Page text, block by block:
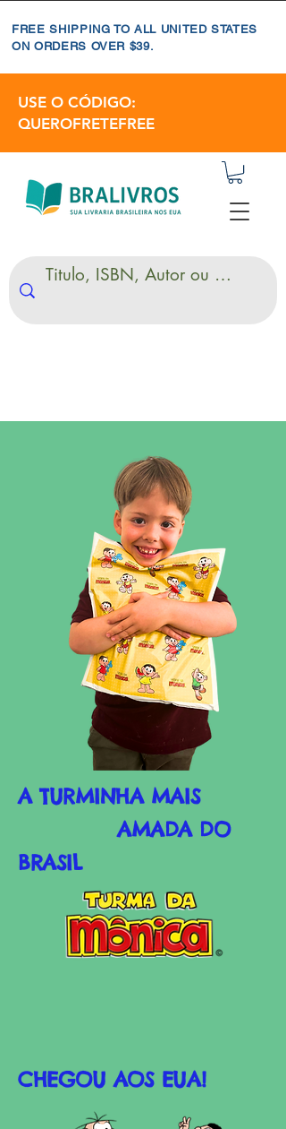
FREE SHIPPING TO ALL UNITED STATES
ON ORDERS OVER $39.
USE O CÓDIGO:
QUEROFRETEFREE
A TURMINHA MAIS
AMADA DO
BRASIL
CHEGOU AOS EUA!